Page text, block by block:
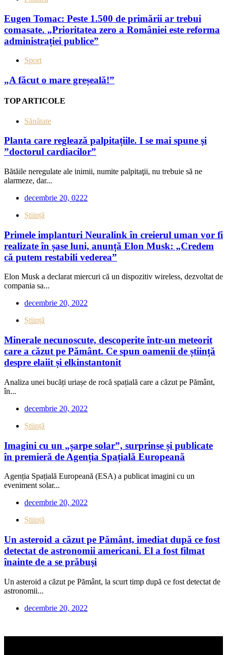
Eugen Tomac: Peste 1.500 de primării ar trebui
comasate. „Prioritatea zero a României este reforma
administrației publice”
Sport
„A făcut o mare greșeală!”
TOP ARTICOLE
Sănătate
Planta care reglează palpitațiile. I se mai spune şi
”doctorul cardiacilor”
Bătăile neregulate ale inimii, numite palpitaţii, nu trebuie să ne
alarmeze, dar...
decembrie 20, 0222
Știință
Primele implanturi Neuralink în creierul uman vor fi
realizate în șase luni, anunță Elon Musk: „Credem
că putem restabili vederea”
Elon Musk a declarat miercuri că un dispozitiv wireless, dezvoltat de
compania sa...
decembrie 20, 2022
Știință
Minerale necunoscute, descoperite într-un meteorit
care a căzut pe Pământ. Ce spun oamenii de știință
despre elaiit și elkinstantonit
Analiza unei bucăți uriașe de rocă spațială care a căzut pe Pământ,
în...
decembrie 20, 2022
Știință
Imagini cu un „șarpe solar”, surprinse și publicate
în premieră de Agenția Spațială Europeană
Agenția Spațială Europeană (ESA) a publicat imagini cu un
eveniment solar...
decembrie 20, 2022
Știință
Un asteroid a căzut pe Pământ, imediat după ce fost
detectat de astronomii americani. El a fost filmat
înainte de a se prăbuşi
Un asteroid a căzut pe Pământ, la scurt timp după ce fost detectat de
astronomii...
decembrie 20, 2022